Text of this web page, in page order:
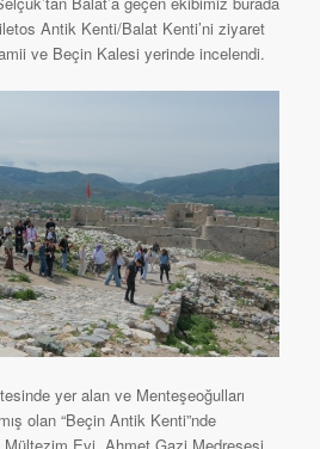
Antik Kenti/Balat Kenti’ni ziyaret
ve Beçin Kalesi yerinde incelendi.
yer alan ve Menteşeoğulları
olan “Beçin Antik Kenti”nde